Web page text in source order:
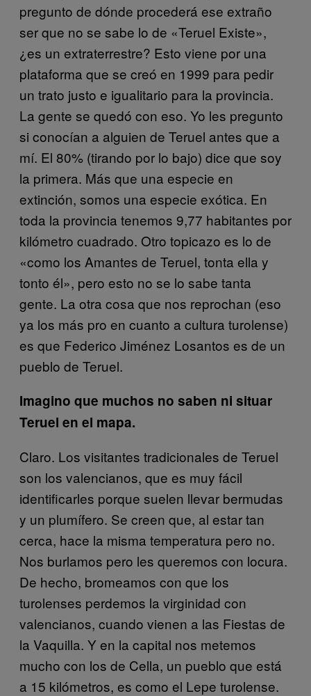
pregunto de dónde procederá ese extraño
ser que no se sabe lo de «Teruel Existe»,
¿es un extraterrestre? Esto viene por una
plataforma que se creó en 1999 para pedir
un trato justo e igualitario para la provincia.
La gente se quedó con eso. Yo les pregunto
si conocían a alguien de Teruel antes que a
mí. El 80% (tirando por lo bajo) dice que soy
la primera. Más que una especie en
extinción, somos una especie exótica. En
toda la provincia tenemos 9,77 habitantes por
kilómetro cuadrado. Otro topicazo es lo de
«como los Amantes de Teruel, tonta ella y
tonto él», pero esto no se lo sabe tanta
gente. La otra cosa que nos reprochan (eso
ya los más pro en cuanto a cultura turolense)
es que Federico Jiménez Losantos es de un
pueblo de Teruel.
Imagino que muchos no saben ni situar
Teruel en el mapa.
Claro. Los visitantes tradicionales de Teruel
son los valencianos, que es muy fácil
identificarles porque suelen llevar bermudas
y un plumífero. Se creen que, al estar tan
cerca, hace la misma temperatura pero no.
Nos burlamos pero les queremos con locura.
De hecho, bromeamos con que los
turolenses perdemos la virginidad con
valencianos, cuando vienen a las Fiestas de
la Vaquilla. Y en la capital nos metemos
mucho con los de Cella, un pueblo que está
a 15 kilómetros, es como el Lepe turolense.